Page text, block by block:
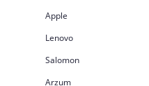
Apple
Lenovo
Salomon
Arzum